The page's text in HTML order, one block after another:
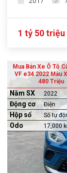
1 tỷ 50 triệu
Mua Bán Xe Ô Tô
VF e34 2022 Màu
480 Triệu
Năm SX 2022
Động cơ Điện
Hộp số Số tự
Odo 17,000